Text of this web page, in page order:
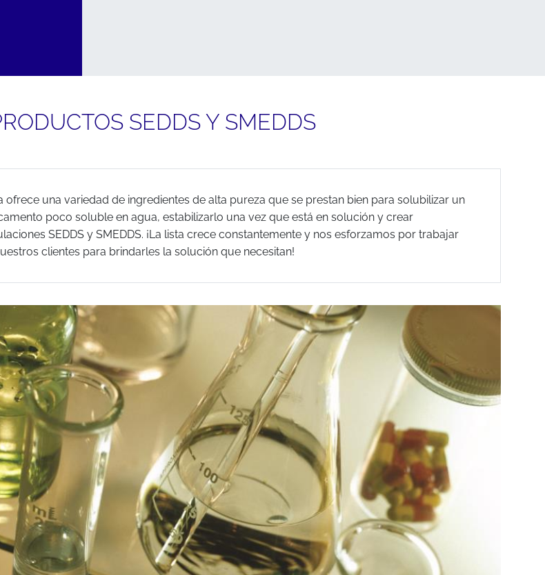
SEDDS Y SMEDDS
ofrece una variedad de ingredientes de alta pureza que se prestan bien para solubilizar un
poco soluble en agua, estabilizarlo una vez que está en solución y crear
SEDDS y SMEDDS. ¡La lista crece constantemente y nos esforzamos por trabajar
clientes para brindarles la solución que necesitan!